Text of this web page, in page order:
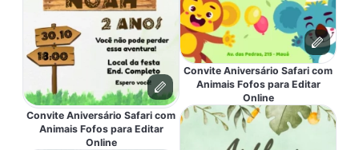
Convite Aniversário Safari com
Animais Fofos para Editar
Online
Convite Aniversário Safari com
Animais Fofos para Editar
Online